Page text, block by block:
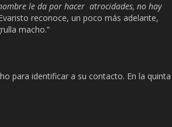
le da por hacer atrocidades, no hay
reconoce, un poco más adelante,
macho.”
para identificar a su contacto. En la quinta